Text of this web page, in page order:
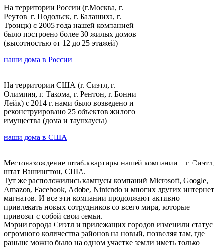
На территории России (г.Москва, г.
Реутов, г. Подольск, г. Балашиха, г.
Троицк) с 2005 года нашей компанией
было построено более 30 жилых домов
(высотностью от 12 до 25 этажей)
наши дома в России
На территории США (г. Сиэтл, г.
Олимпия, г. Такома, г. Рентон, г. Бонни
Лейк) с 2014 г. нами было возведено и
реконструировано 25 объектов жилого
имущества (дома и таунхаусы)
наши дома в США
Местонахождение штаб-квартиры нашей компании – г. Сиэтл,
штат Вашингтон, США.
Тут же расположились кампусы компаний Microsoft, Google,
Amazon, Facebook, Adobe, Nintendo и многих других интернет
магнатов. И все эти компании продолжают активно
привлекать новых сотрудников со всего мира, которые
привозят с собой свои семьи.
Мэрии города Сиэтл и прилежащих городов изменили статус
огромного количества районов на новый, позволяя там, где
раньше можно было на одном участке земли иметь только